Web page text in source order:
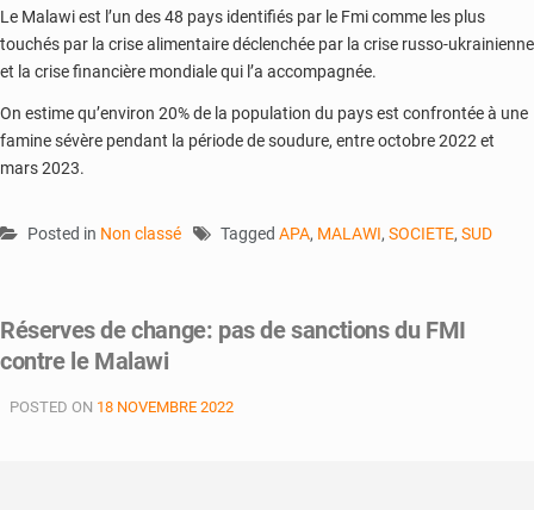
Le Malawi est l’un des 48 pays identifiés par le Fmi comme les plus
touchés par la crise alimentaire déclenchée par la crise russo-ukrainienne
et la crise financière mondiale qui l’a accompagnée.
On estime qu’environ 20% de la population du pays est confrontée à une
famine sévère pendant la période de soudure, entre octobre 2022 et
mars 2023.
Posted in Non classé Tagged APA, MALAWI, SOCIETE, SUD
Réserves de change: pas de sanctions du FMI
contre le Malawi
POSTED ON 18 NOVEMBRE 2022